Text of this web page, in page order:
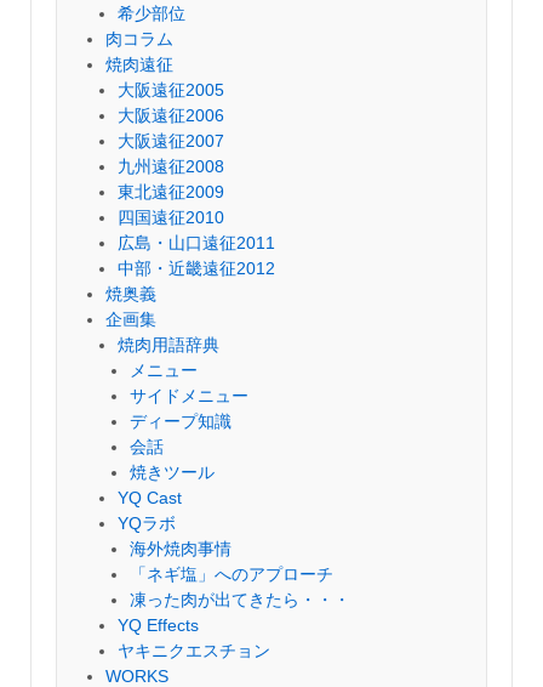
希少部位
肉コラム
焼肉遠征
大阪遠征2005
大阪遠征2006
大阪遠征2007
九州遠征2008
東北遠征2009
四国遠征2010
広島・山口遠征2011
中部・近畿遠征2012
焼奥義
企画集
焼肉用語辞典
メニュー
サイドメニュー
ディープ知識
会話
焼きツール
YQ Cast
YQラボ
海外焼肉事情
「ネギ塩」へのアプローチ
凍った肉が出てきたら・・・
YQ Effects
ヤキニクエスチョン
WORKS